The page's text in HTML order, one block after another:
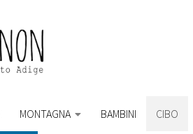
MONTAGNA BAMBINI CIBO